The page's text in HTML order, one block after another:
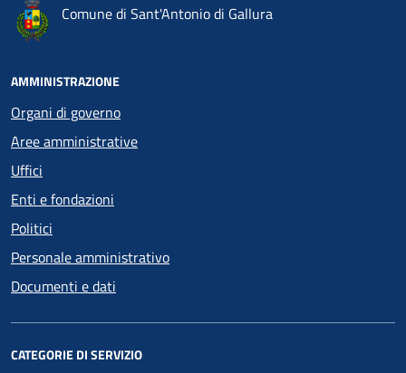
Comune di Sant'Antonio di Gallura
AMMINISTRAZIONE
Organi di governo
Aree amministrative
Uffici
Enti e fondazioni
Politici
Personale amministrativo
Documenti e dati
CATEGORIE DI SERVIZIO